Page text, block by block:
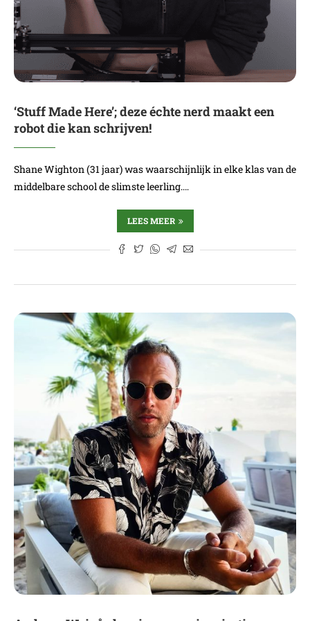
‘Stuff Made Here’; deze échte nerd maakt een
robot die kan schrijven!
Shane Wighton (31 jaar) was waarschijnlijk in elke klas van de
middelbare school de slimste leerling.…
LEES MEER